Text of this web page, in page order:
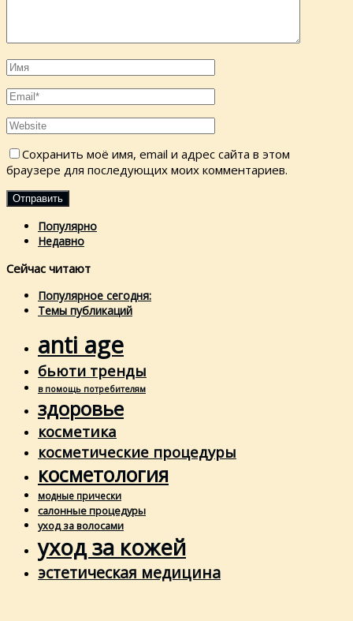
Сохранить моё имя, email и адрес сайта в этом
браузере для последующих моих комментариев.
Популярно
Недавно
Сейчас читают
Популярное сегодня:
Темы публикаций
anti age
бьюти тренды
в помощь потребителям
здоровье
косметика
косметические процедуры
косметология
модные прически
салонные процедуры
уход за волосами
уход за кожей
эстетическая медицина